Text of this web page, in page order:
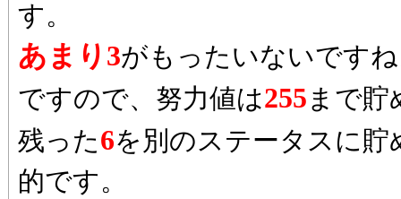
す。
あまり3がもったいないです
ですので、努力値は255 まで貯
残った6を別のステータスに
的です。